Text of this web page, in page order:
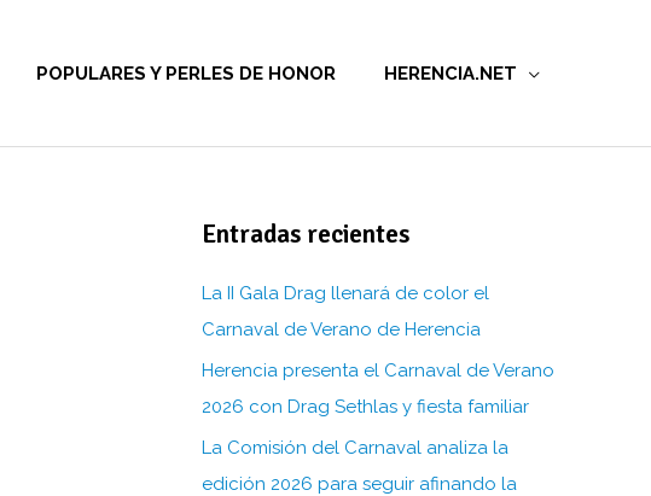
POPULARES Y PERLES DE HONOR HERENCIA.NET
Entradas recientes
La II Gala Drag llenará de color el
Carnaval de Verano de Herencia
Herencia presenta el Carnaval de Verano
2026 con Drag Sethlas y fiesta familiar
La Comisión del Carnaval analiza la
edición 2026 para seguir afinando la